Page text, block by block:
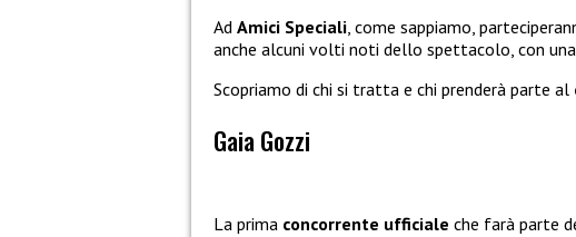
Ad Amici Speciali, come sappiamo,
anche alcuni volti noti dello spettacolo, con
Scopriamo di chi si tratta e chi prenderà parte al
Gaia Gozzi
La prima concorrente ufficiale che farà parte